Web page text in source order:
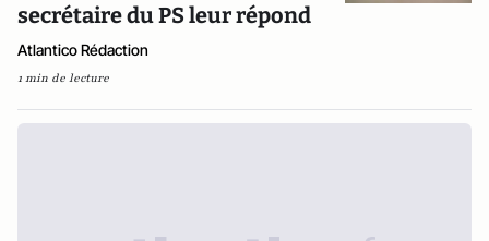
secrétaire du PS leur répond
Atlantico Rédaction
1 min de lecture